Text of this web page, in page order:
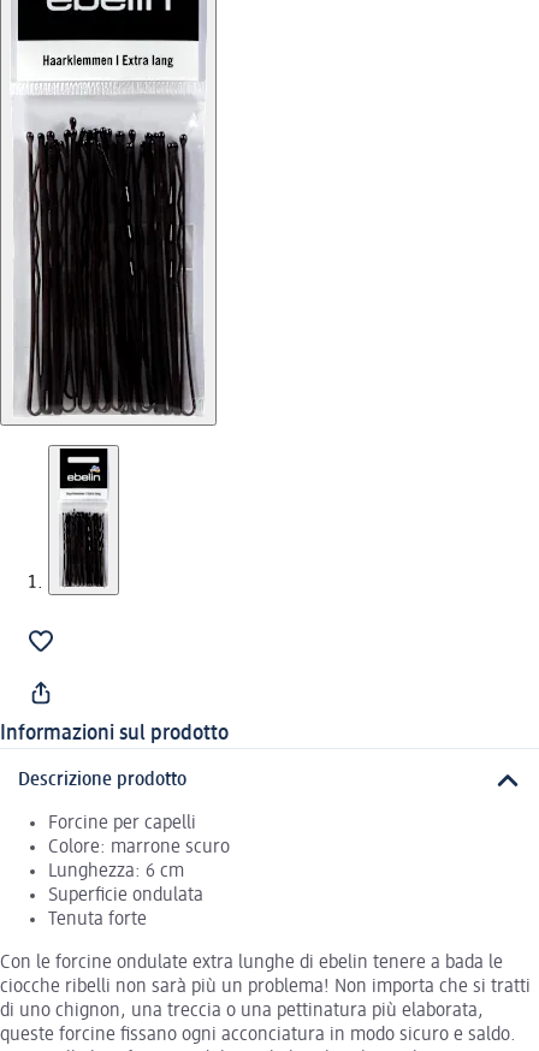
Informazioni sul prodotto
Descrizione prodotto
Forcine per capelli
Colore: marrone scuro
Lunghezza: 6 cm
Superficie ondulata
Tenuta forte
Con le forcine ondulate extra lunghe di ebelin tenere a bada le
ciocche ribelli non sarà più un problema! Non importa che si tratti
di uno chignon, una treccia o una pettinatura più elaborata,
queste forcine fissano ogni acconciatura in modo sicuro e saldo.